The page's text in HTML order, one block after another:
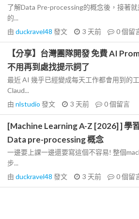
了解Data Pre-processing的概念後，接著
的...
由 duckravel48 發文 3 天前 0個留
【分享】台灣團隊開發 免費 AI
不用再到處找提示詞了
最近 AI 幾乎已經變成每天工作都會用到的
Claud...
由 nlstudio 發文 3 天前 0個留言
[Machine Learning A-Z [2026] ] 學
Data pre-processing 概念
一邊要上課一邊還要寫這個不容易! 整個
步...
由 duckravel48 發文 3 天前 0個留